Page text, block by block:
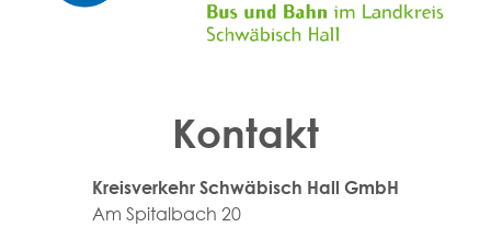
Kontakt
Kreisverkehr Schwäbisch Hall GmbH
Am Spitalbach 20